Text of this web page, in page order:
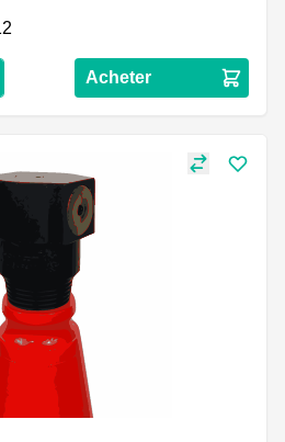
Acheter